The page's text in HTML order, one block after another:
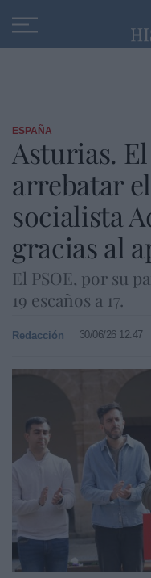
ESPAÑA
Asturias. El
arrebatar
socialista
gracias al
El PSOE, por su
19 escaños a 17.
Redacción 30/06/26 12:47